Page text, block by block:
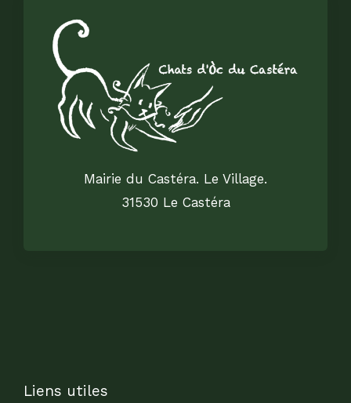
Mairie du Castéra. Le Village.
31530 Le Castéra
Liens utiles